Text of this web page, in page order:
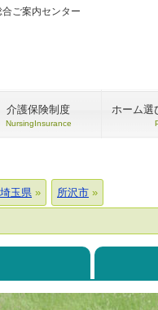
ご案内センター
介護保険制度
NursingInsurance
ホーム選
埼玉県 所沢市